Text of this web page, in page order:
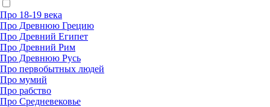
Про 18-19 века
Про Древнюю Грецию
Про Древний Египет
Про Древний Рим
Про Древнюю Русь
Про первобытных людей
Про мумий
Про рабство
Про Средневековье